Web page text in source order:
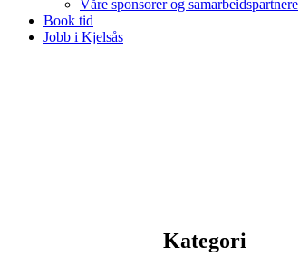
Våre sponsorer og samarbeidspartnere
Book tid
Jobb i Kjelsås
Kategori